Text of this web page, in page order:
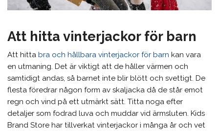
Att hitta vinterjackor för barn
Att hittabra och hållbara vinterjackor för barn kan vara
en utmaning. Det är viktigt att de håller värmen och
samtidigt andas, så barnet inte blir blött och svettigt. De
flesta föredrar någon form av skaljacka då de står emot
regn och vind på ett utmärkt sätt. Titta noga efter
detaljer som fodrad luva och muddar vid ärmsluten. Kids
Brand Store har tillverkat vinterjackor i många år och vet